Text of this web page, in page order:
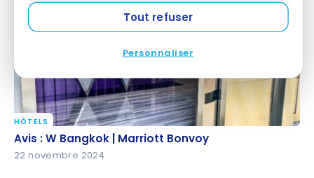
Tout refuser
Personnaliser
Avis : W Bangkok | Marriott Bonvoy
HÔTELS
Avis : W Bangkok | Marriott Bonvoy
22 novembre 2024